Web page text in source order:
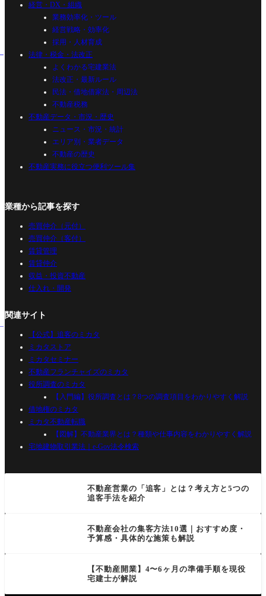
経営・DX・組織
業務効率化・ツール
経営戦略・効率化
採用・人材育成
法律・税金・法改正
よくわかる宅建業法
法改正・最新ルール
民法・借地借家法・周辺法
不動産税務
不動産データ・市況・歴史
ニュース・市況・統計
エリア別・業者データ
不動産の歴史
不動産実務に役立つ便利ツール集
業種から記事を探す
売買仲介（元付）
売買仲介（客付）
賃貸管理
賃貸仲介
収益・投資不動産
仕入れ・開発
関連サイト
【公式】追客のミカタ
ミカタストア
ミカタセミナー
不動産フランチャイズのミカタ
役所調査のミカタ
【入門編】役所調査とは？8つの調査項目をわかりやすく解説
借地権のミカタ
ミカタ不動産転職
【図解】不動産業界とは？種類や仕事内容をわかりやすく解説
宅地建物取引業法｜e-Gov法令検索
不動産営業の「追客」とは？考え方と5つの
追客手法を紹介
不動産会社の集客方法10選｜おすすめ度・
予算感・具体的な施策も解説
【不動産開業】4〜6ヶ月の準備手順を現役
宅建士が解説